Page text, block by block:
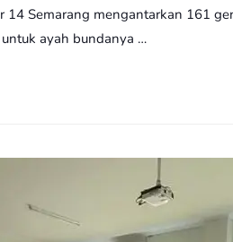
Semarang mengantarkan 161
ayah bundanya …